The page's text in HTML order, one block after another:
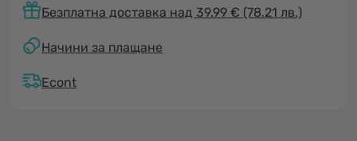
Безплатна доставка над 39.99 € (78.21 лв.)
Начини за плащане
Econt